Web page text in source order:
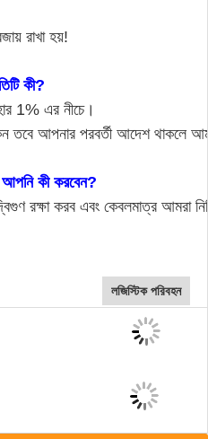
রাখা হয়!
কী?
1% এর নীচে।
তবে আপনার পরবর্তী আদেশ থাকলে
কী করবেন?
রক্ষা করব এবং কেবলমাত্র আমরা
লজিস্টিক পরিবহন